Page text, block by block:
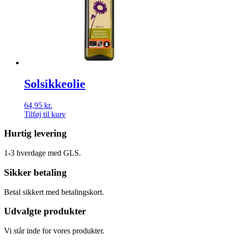
Solsikkeolie
64,95 kr.
Tilføj til kurv
Hurtig levering
1-3 hverdage med GLS.
Sikker betaling
Betal sikkert med betalingskort.
Udvalgte produkter
Vi står inde for vores produkter.